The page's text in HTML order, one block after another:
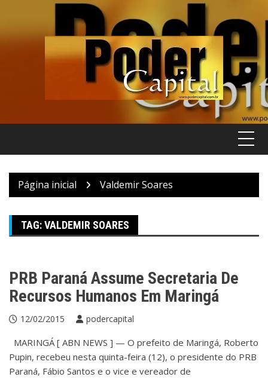
Página inicial Valdemir Soares
TAG:VALDEMIR SOARES
ABN NEWS Maringá Paraná Poder
PRB Paraná Assume Secretaria De
Recursos Humanos Em Maringá
12/02/2015 podercapital
MARINGÁ [ ABN NEWS ] — O prefeito de Maringá, Roberto
Pupin, recebeu nesta quinta-feira (12), o presidente do PRB
Paraná, Fábio Santos e o vice e vereador de